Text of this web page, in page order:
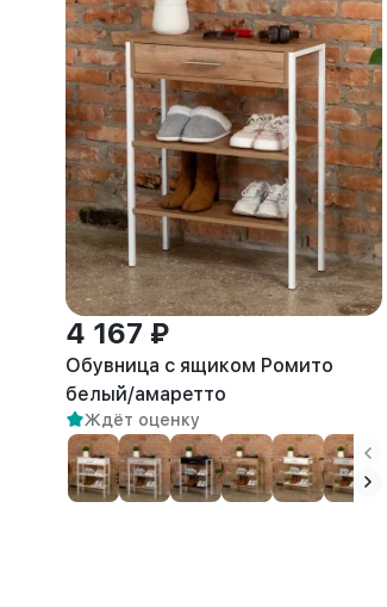
4 167 ₽
Обувница с ящиком Ромито
белый/амаретто
Ждёт оценку